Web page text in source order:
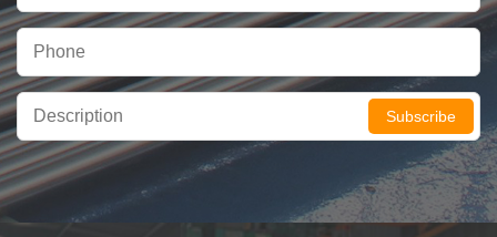
Subscribe